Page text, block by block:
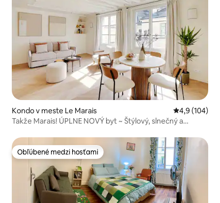
Kondo v meste Le Marais Priemerné
4,9 (104)
Takže Marais! ÚPLNE NOVÝ byt ~ Štýlový, slnečný a
Obľúbené medzi hosťami
Obľúbené medzi hosťami